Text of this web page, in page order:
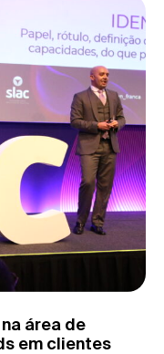
área de
em clientes